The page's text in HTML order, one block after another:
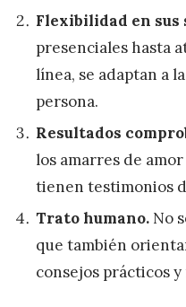
Flexibilidad en sus
presenciales hasta
línea, se adaptan a
persona.
Resultados
los amarres de
tienen testimonios
Trato humano. No
que también
consejos prácticos